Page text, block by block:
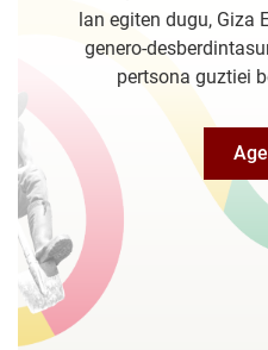
lan egiten dugu, Giza
genero-
pertsona guztiei